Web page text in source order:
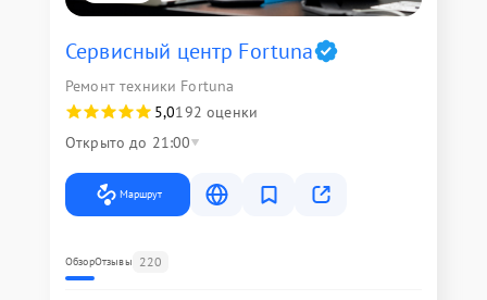
Сервисный центр Fortuna
Ремонт техники Fortuna
5,0192 оценки
Открыто до 21:00
Маршрут
ОбзорОтзывы 220